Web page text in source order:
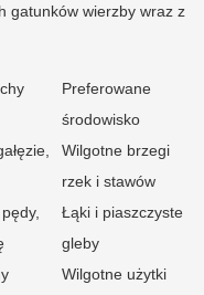
gatunków wierzby wraz z
Preferowane
środowisko
Wilgotne brzegi
rzek i stawów
Łąki i piaszczyste
gleby
Wilgotne użytki